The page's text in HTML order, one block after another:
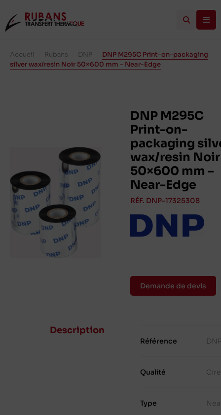
Accueil Rubans DNP
DNP M295C Print-on-packaging
silver wax/resin Noir 50×600 mm – Near-Edge
DNP M295C
Print-on-
packaging
wax/resin Noir
50×600 mm –
Near-Edge
RÉF. DNP-17325308
Demande de devis
Description
Référence
Qualité
Type